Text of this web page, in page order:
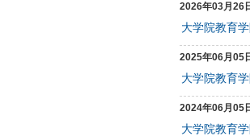
2026年03月26
大学院教育
2025年06月05
大学院教育
2024年06月05
大学院教育